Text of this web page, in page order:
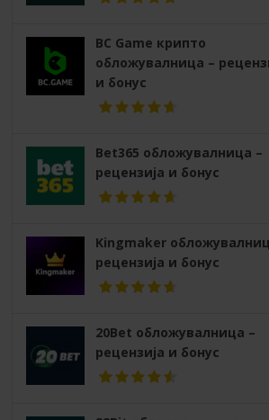
BC Game крипто
обложувалница –
и бонус
Bet365 обложувалница –
рецензија и бонус
Kingmaker
рецензија и бонус
20Bet обложувалница –
рецензија и бонус